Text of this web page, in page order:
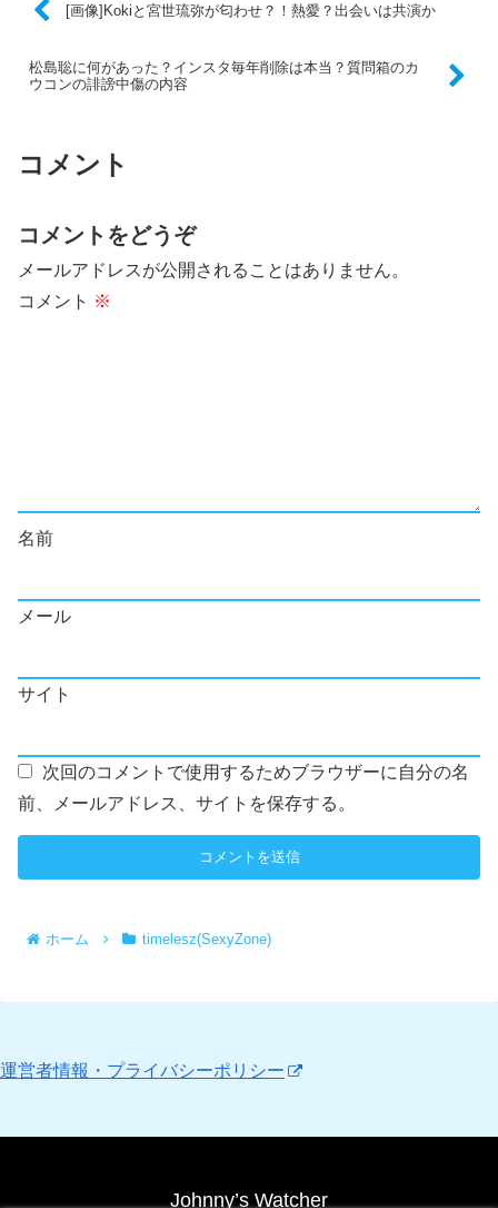
[画像]Kokiと宮世琉弥が匂わせ？！熱愛？出会いは共演か
松島聡に何があった？インスタ毎年削除は本当？質問箱のカ
ウコンの誹謗中傷の内容
コメント
コメントをどうぞ
メールアドレスが公開されることはありません。
コメント ※
名前
メール
サイト
次回のコメントで使用するためブラウザーに自分の名
前、メールアドレス、サイトを保存する。
ホーム timelesz(SexyZone)
運営者情報・プライバシーポリシー
Johnny’s Watcher